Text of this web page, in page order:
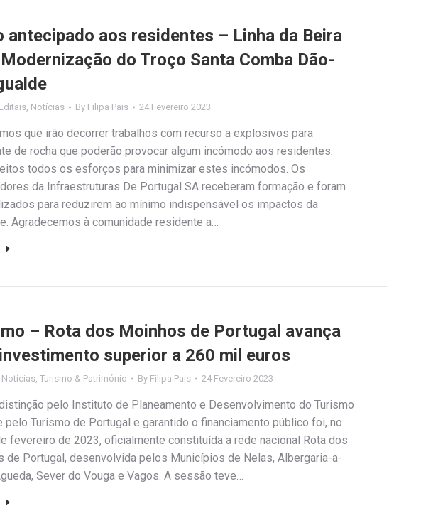
antecipado aos residentes – Linha da Beira
do Troço Santa Comba Dão-
Notícias By Filipa Pais 24 Fevereiro 2023
que irão decorrer trabalhos com recurso a explosivos para
de rocha que poderão provocar algum incómodo aos residentes.
todos os esforços para minimizar estes incómodos. Os
da Infraestruturas De Portugal SA receberam formação e foram
para reduzirem ao mínimo indispensável os impactos da
Agradecemos à comunidade residente a…
– Rota dos Moinhos de Portugal avança
superior a 260 mil euros
Notícias Turismo & Património By Filipa Pais 24 Fevereiro 2023
pelo Instituto de Planeamento e Desenvolvimento do Turismo
pelo Turismo de Portugal e garantido o financiamento público foi, no
fevereiro de 2023, oficialmente constituída a rede nacional Rota dos
de Portugal, desenvolvida pelos Municípios de Nelas, Albergaria-a-
Sever do Vouga e Vagos. A sessão teve…